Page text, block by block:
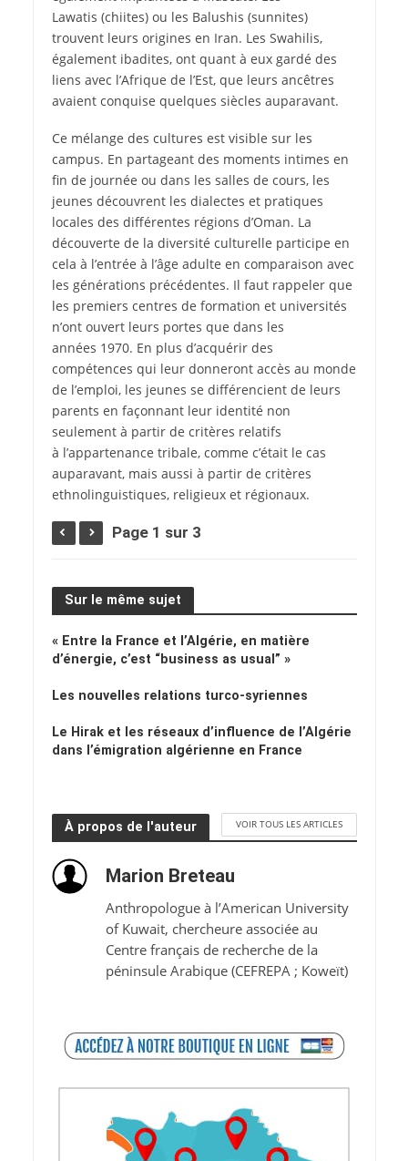
Lawatis (chiites) ou les Balushis (sunnites)
trouvent leurs origines en Iran. Les Swahilis,
également ibadites, ont quant à eux gardé des
liens avec l’Afrique de l’Est, que leurs ancêtres
avaient conquise quelques siècles auparavant.
Ce mélange des cultures est visible sur les
campus. En partageant des moments intimes en
fin de journée ou dans les salles de cours, les
jeunes découvrent les dialectes et pratiques
locales des différentes régions d’Oman. La
découverte de la diversité culturelle participe en
cela à l’entrée à l’âge adulte en comparaison avec
les générations précédentes. Il faut rappeler que
les premiers centres de formation et universités
n’ont ouvert leurs portes que dans les
années 1970. En plus d’acquérir des
compétences qui leur donneront accès au monde
de l’emploi, les jeunes se différencient de leurs
parents en façonnant leur identité non
seulement à partir de critères relatifs
à l’appartenance tribale, comme c’était le cas
auparavant, mais aussi à partir de critères
ethnolinguistiques, religieux et régionaux.
Page 1 sur 3
Sur le même sujet
« Entre la France et l’Algérie, en matière
d’énergie, c’est “business as usual” »
Les nouvelles relations turco-syriennes
Le Hirak et les réseaux d’influence de l’Algérie
dans l’émigration algérienne en France
À propos de l'auteur VOIR TOUS LES ARTICLES
Marion Breteau
Anthropologue à l’American University
of Kuwait, chercheure associée au
Centre français de recherche de la
péninsule Arabique (CEFREPA ; Koweït)